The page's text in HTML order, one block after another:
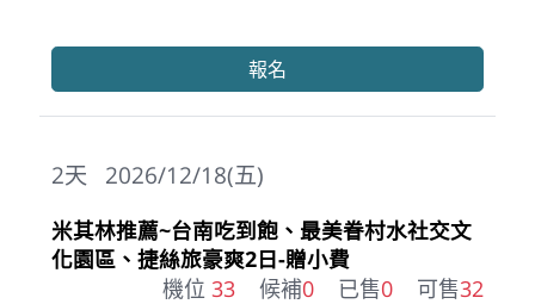
報名
2026/12/18(五)
2天
米其林推薦~台南吃到飽、最美眷村水社交文
化園區、捷絲旅豪爽2日-贈小費
機位 33 候補0 已售0 可售32